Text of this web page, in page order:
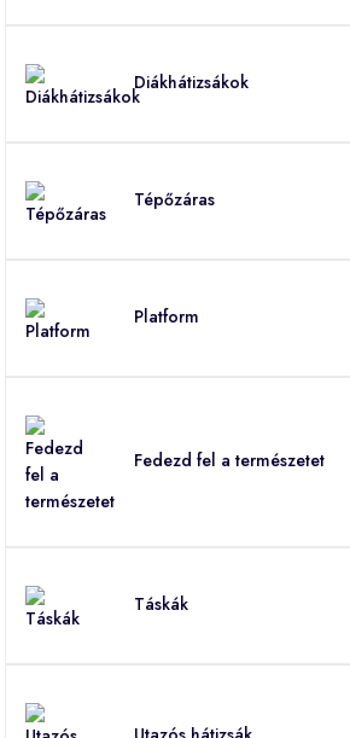
Diákhátizsákok
Tépőzáras
Platform
Fedezd fel a természetet
Táskák